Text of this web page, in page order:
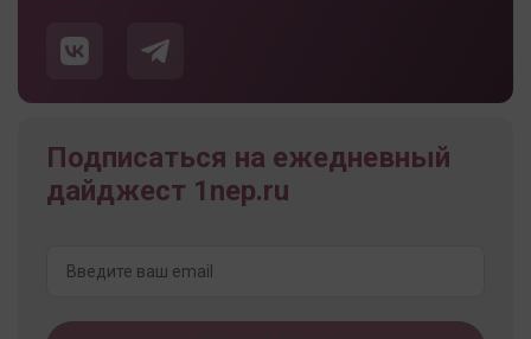
Подписаться на ежедневный
дайджест 1nep.ru